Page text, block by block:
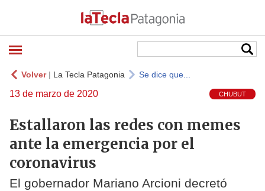
Volver| La Tecla Patagonia Se dice que...
13 de marzo de 2020 CHUBUT
Estallaron las redes con memes
ante la emergencia por el
coronavirus
El gobernador Mariano Arcioni decretó